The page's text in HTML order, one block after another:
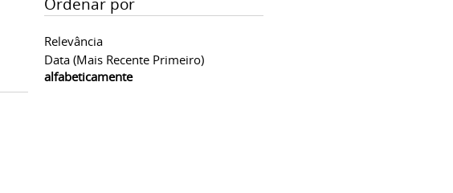
Relevância
Data (mais Recente Primeiro)
alfabeticamente